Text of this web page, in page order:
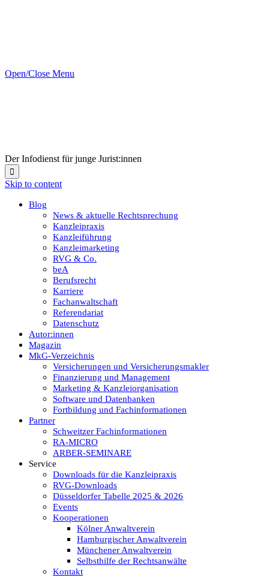
Open/Close Menu
Der Infodienst für junge Jurist:innen

Skip to content
Blog
News & aktuelle Rechtsprechung
Kanzleipraxis
Kanzleiführung
Kanzleimarketing
RVG & Co.
beA
Berufsrecht
Karriere
Fachanwaltschaft
Referendariat
Datenschutz
Autor:innen
Magazin
MkG-Verzeichnis
Versicherungen und Versicherungsmakler
Finanzierung und Management
Marketing & Kanzleiorganisation
Software und Datenbanken
Fortbildung und Fachinformationen
Partner
Schweitzer Fachinformationen
RA-MICRO
ARBER-SEMINARE
Service
Downloads für die Kanzleipraxis
RVG-Downloads
Düsseldorfer Tabelle 2025 & 2026
Events
Kooperationen
Kölner Anwaltverein
Hamburgischer Anwaltverein
Münchener Anwaltverein
Selbsthilfe der Rechtsanwälte
Kontakt